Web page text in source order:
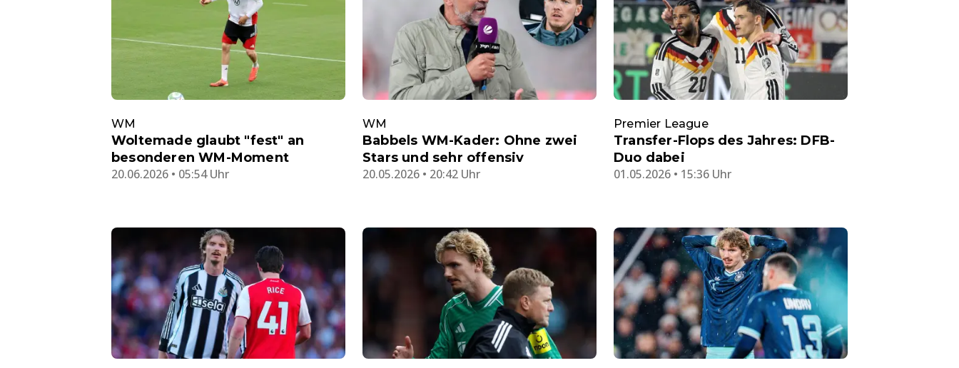
WM
Woltemade glaubt "fest" an
besonderen WM-Moment
20.06.2026 • 05:54 Uhr
WM
Babbels WM-Kader: Ohne zwei
Stars und sehr offensiv
20.05.2026 • 20:42 Uhr
Premier League
Transfer-Flops des Jahres: DFB-
Duo dabei
01.05.2026 • 15:36 Uhr